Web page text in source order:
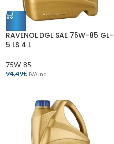
RAVENOL DGL SAE 75W-85 GL-
5 LS 4 L
75W-85
94,49€ IVA inc